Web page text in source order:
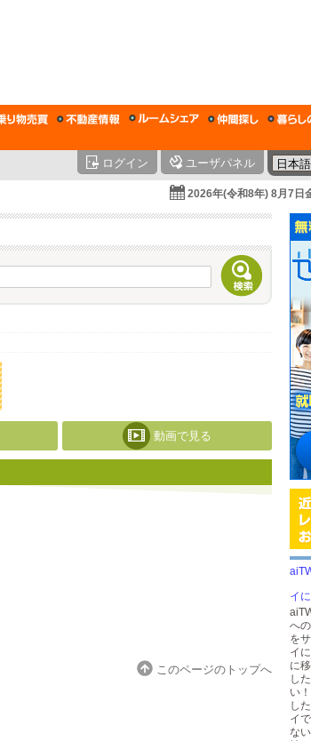
ログイン ユーザパネル
2026年(令和8年) 8月7日
動画で見る
このページのトップへ
イ
へ
を
イ
に
し
い
し
イ
な